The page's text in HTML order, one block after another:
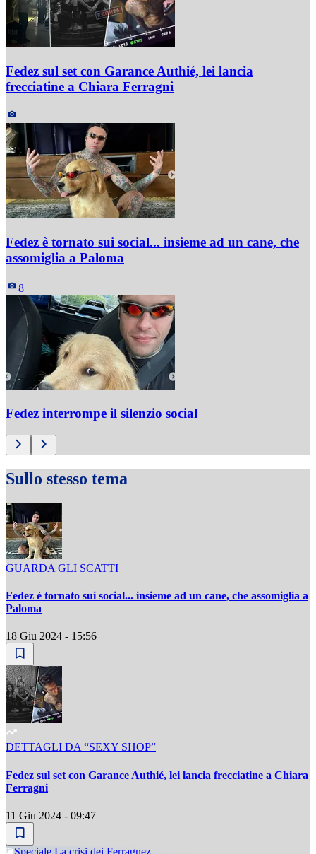
Fedez sul set con Garance Authié, lei lancia
frecciatine a Chiara Ferragni
Fedez è tornato sui social... insieme ad un cane, che
assomiglia a Paloma
8
Fedez interrompe il silenzio social
Sullo stesso tema
GUARDA GLI SCATTI
Fedez è tornato sui social... insieme ad un cane, che assomiglia a
Paloma
18 Giu 2024 - 15:56
DETTAGLI DA “SEXY SHOP”
Fedez sul set con Garance Authié, lei lancia frecciatine a Chiara
Ferragni
11 Giu 2024 - 09:47
Speciale La crisi dei Ferragnez